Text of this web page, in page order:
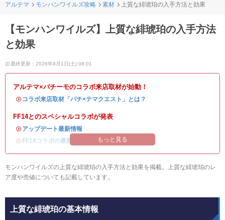
アルテマ モンハンワイルズ攻略 素材 上質な緋琥珀の入手方法と効果
【モンハンワイルズ】上質な緋琥珀の入手方法
と効果
最終更新：2026年8月1日(土) 08:01
アルテマ×パチーモのコラボ来店取材が始動！
・ コラボ来店取材「パチ×テマクエスト」とは？
FF14とのスペシャルコラボが発表
・ アップデート最新情報
・ FF14コラボの最新情報 オメガ・プラネテス攻略
もっと見る
モンハンワイルズの上質な緋琥珀の入手方法と効果を掲載。上質な緋琥珀のレ
ア度や売値についても記載しています。
上質な緋琥珀の基本情報